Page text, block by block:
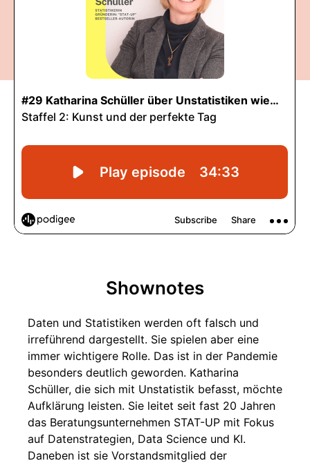
Shownotes
Daten und Statistiken werden oft falsch und
irreführend dargestellt. Sie spielen aber eine
immer wichtigere Rolle. Das ist in der Pandemie
besonders deutlich geworden. Katharina
Schüller, die sich mit Unstatistik befasst, möchte
Aufklärung leisten. Sie leitet seit fast 20 Jahren
das Beratungsunternehmen STAT-UP mit Fokus
auf Datenstrategien, Data Science und KI.
Daneben ist sie Vorstandsmitglied der